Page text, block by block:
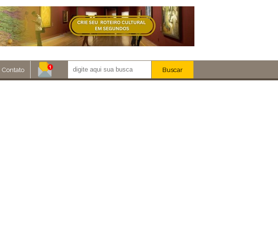
Contato Buscar